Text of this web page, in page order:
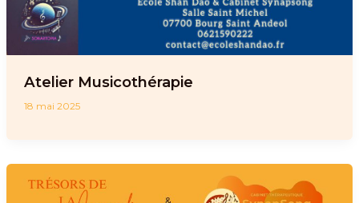
Atelier Musicothérapie
18 mai 2025